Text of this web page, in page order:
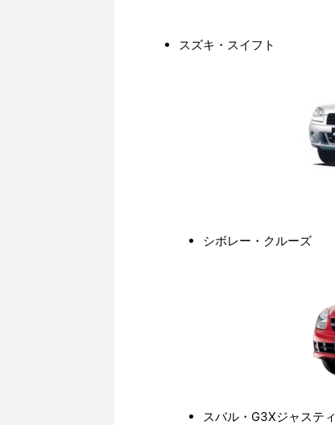
スズキ・スイフト
シボレー・クルーズ
スバル・G3Xジャスティ